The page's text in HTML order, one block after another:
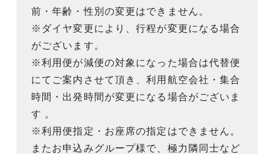
前・年齢・性別の変更はできません。
※ダイヤ変更により、行程が変更になる場合
がございます。
※利用便が減便の対象になった場合は代替便
にてご案内させて頂き、利用航空会社・集合
時間・出発時間が変更になる場合がございま
す 。
※利用便指定・お座席の指定はできません。
またお申込みグループ様で、極力隣同士など